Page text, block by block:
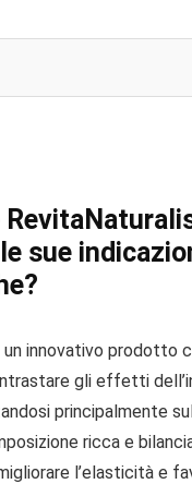
sue
un innovativo prodotto
gli effetti
principalmente
ricca e
l’elasticità e